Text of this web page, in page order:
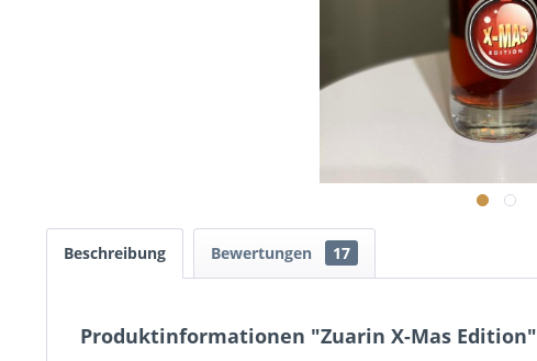
Beschreibung Bewertungen 17
Produktinformationen "Zuarin X-Mas Edition"